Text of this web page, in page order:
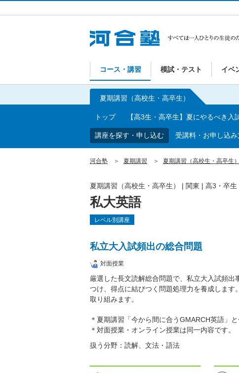
コース・講習 模試・テスト イベ
夏期講習（高校生・高卒生）
トップ 【高3生・高卒生】夏にやるべき入
講座を探す・申し込む 受講料・お申し込み
河合塾 夏期講習 夏期講習（高校生・高卒生）
私大英語
夏期講習（高校生・高卒生） | 関東 | 高3・卒生
レベル別講座
私立大入試頻出の総合問題
対面授業
厳選した長文読解総合問題で、私立大入試頻
つけ、得点に結びつく問題処理力を養成しま
取り組みます。
＊夏期講習「今から間に合うGMARCH英語」
＊対面授業・オンライン授業は同一内容です。
扱う分野：読解、文法・語法